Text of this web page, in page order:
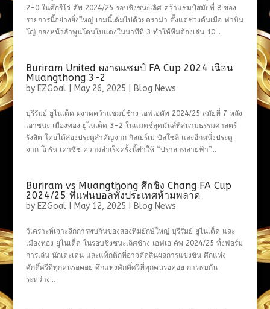
2-0 ในศึกรีโว่ คัพ 2024/25 รอบชิงชนะเลิศ คว้าแชมป์สมัยที่ 8 ของ
รายการนี้อย่างยิ่งใหญ่ เกมนี้เต็มไปด้วยดราม่า ตั้งแต่ช่วงต้นเมื่อ ฟาบิน
โญ่ กองหน้าลำพูนโดนใบแดงในนาทีที่ 3 ทำให้ทีมต้องเล่น 10...
Buriram United ผงาดแชมป์ FA Cup 2024 เฉือน
Muangthong 3-2
by EZGoal| May 26, 2025 Blog News
บุรีรัมย์ ยูไนเต็ด ผงาดคว้าแชมป์ช้าง เอฟเอคัพ 2024/25 สมัยที่ 7 หลัง
เอาชนะ เมืองทอง ยูไนเต็ด 3-2 ในแมตช์สุดมันส์ที่สนามธรรมศาสตร์
รังสิต โดยได้สองประตูสำคัญจาก กิลเยร์เม บิสโซลี และอีกหนึ่งประตู
จาก โกรัน เคาซิช ความสำเร็จครั้งนี้ทำให้ “ปราสาทสายฟ้า”...
Buriram vs Muangthong ศึกชิง Chang FA Cup
2024/25 ที่แฟนบอลทั้งประเทศห้ามพลาด
by EZGoal| May 12, 2025 Blog News
วิเคราะห์เจาะลึกการพบกันของสองทีมยักษ์ใหญ่ บุรีรัมย์ ยูไนเต็ด และ
เมืองทอง ยูไนเต็ด ในรอบชิงชนะเลิศช้าง เอฟเอ คัพ 2024/25 ทั้งฟอร์ม
การเล่น นักเตะเด่น และแท็กติกที่อาจตัดสินผลการแข่งขัน ศึกแห่ง
ศักดิ์ศรีที่ทุกคนรอคอย ศึกแห่งศักดิ์ศรีที่ทุกคนรอคอย การพบกัน
ระหว่าง...